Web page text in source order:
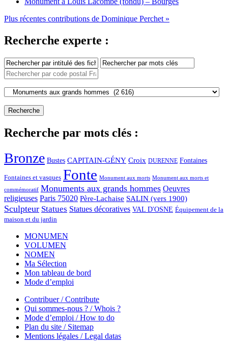
Plus récentes contributions de Dominique Perchet »
Recherche experte :
Recherche par mots clés :
Bronze Bustes CAPITAIN-GÉNY Croix DURENNE Fontaines
Fontaines et vasques Fonte Monument aux morts Monument aux morts et
commémoratif Monuments aux grands hommes Oeuvres
religieuses Paris 75020 Père-Lachaise SALIN (vers 1900)
Sculpteur Statues Statues décoratives VAL D'OSNE Équipement de la
maison et du jardin
MONUMEN
VOLUMEN
NOMEN
Ma Sélection
Mon tableau de bord
Mode d’emploi
Contribuer / Contribute
Qui sommes-nous ? / Whois ?
Mode d’emploi / How to do
Plan du site / Sitemap
Mentions légales / Legal datas